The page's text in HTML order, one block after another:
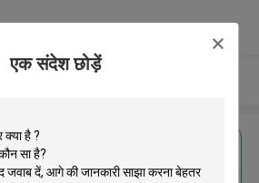
एक संदेश छोड़ें
प्रतिदान प्राप्त करें